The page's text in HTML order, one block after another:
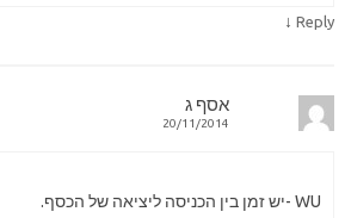
Reply
↓
אסף ג
20/11/2014
WU -יש זמן בין הכניסה ליציאה של הכסף.